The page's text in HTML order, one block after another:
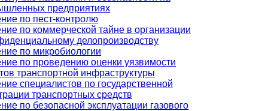
предприятиях
по пест-контролю
по коммерческой тайне в организации
делопроизводству
по микробиологии
по проведению оценки уязвимости
транспортной инфраструктуры
специалистов по государственной
транспортных средств
по безопасной эксплуатации газового